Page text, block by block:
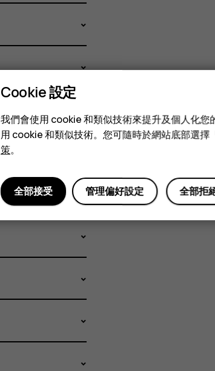
Cookie 設定
我們會使用 cookie 和類似技術來提升及個人化
用 cookie 和類似技術。您可隨時於網站底部選
策。
全部拒
管理偏好設定
全部接受